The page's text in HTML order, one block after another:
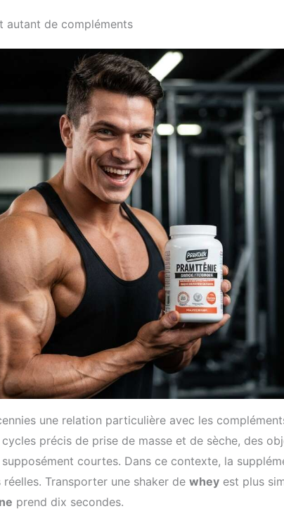
autant de compléments
une relation particulière avec les
précis de prise de masse et de sèche, des
courtes. Dans ce contexte, la
Transporter une shaker de whey est plus
prend dix secondes.